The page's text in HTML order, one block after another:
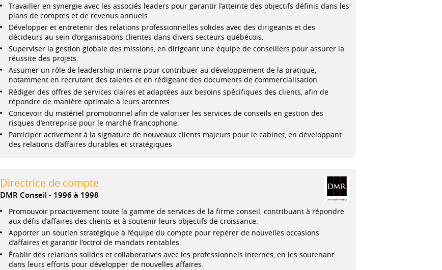
Travailler en synergie avec les associés leaders pour garantir l’atteinte des objectifs définis dans les
plans de comptes et de revenus annuels.
Développer et entretenir des relations professionnelles solides avec des dirigeants et des
décideurs au sein d’organisations clientes dans divers secteurs québécois.
Superviser la gestion globale des missions, en dirigeant une équipe de conseillers pour assurer la
réussite des projets.
Assumer un rôle de leadership interne pour contribuer au développement de la pratique,
notamment en recrutant des talents et en rédigeant des documents de commercialisation.
Rédiger des offres de services claires et adaptées aux besoins spécifiques des clients, afin de
répondre de manière optimale à leurs attentes.
Concevoir du matériel promotionnel afin de valoriser les services de conseils en gestion des
risques d’entreprise pour le marché francophone.
Participer activement à la signature de nouveaux clients majeurs pour le cabinet, en développant
des relations d’affaires durables et stratégiques
Directrice de compte
DMR Conseil 1996 à 1998
Promouvoir proactivement toute la gamme de services de la firme conseil, contribuant à répondre
aux défis d’affaires des clients et à soutenir leurs objectifs de croissance.
Apporter un soutien stratégique à l’équipe du compte pour repérer de nouvelles occasions
d’affaires et garantir l’octroi de mandats rentables.
Établir des relations solides et collaboratives avec les professionnels internes, en les soutenant
dans leurs efforts pour développer de nouvelles affaires.